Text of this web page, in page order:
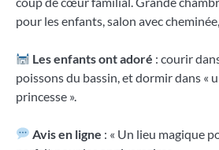
pour les enfants, salon avec
Les enfants ont adoré : courir
poissons du bassin, et dormir dans «
princesse ».
Avis en ligne : « Un lieu magique